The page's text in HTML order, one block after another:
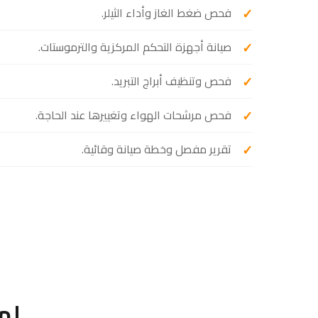
فحص ضغط الغاز وأداء الثيلر.
صيانة أجهزة التحكم المركزية والترموستات.
فحص وتنظيف أبراج التبريد.
فحص مرشحات الهواء وتغييرها عند الحاجة.
تقرير مفصل وخطة صيانة وقائية.